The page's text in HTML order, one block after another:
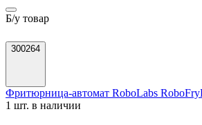
Б/у товар
300264
Фритюрница-автомат RoboLabs
1 шт. в наличии